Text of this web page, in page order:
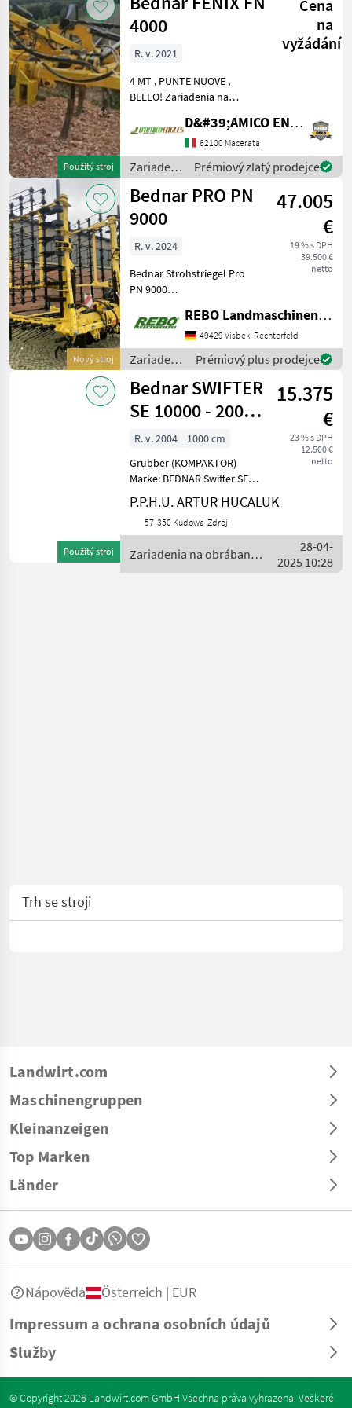
obrábanie
pôdy /
Bednar
Použitý stroj
4000
Cena
na
vyžádání
R. v. 2021
4 MT , PUNTE NUOVE ,
BELLO! Zariadenia na
D&#39;AMICO ENGLES SRL
62100 Macerata
Zariadenia
na
obrábanie
pôdy /
Bednar
Prémiový zlatý prodejce
Nový stroj
Bednar PRO PN
9000
47.005
€
19 % s DPH
39.500 €
netto
R. v. 2024
Bednar Strohstriegel Pro
PN 9000
II / Kat. III Hydraulische Ein-
und Ausklappung 5
Striegelreihen
Arbeitssektionen in
Parallellogrammaufhäng
REBO Landmaschinen GmbH, Zentrale
49429 Visbek-Rechterfeld
Zariadenia
na
obrábanie
pôdy /
Bednar
Prémiový plus prodejce
Použitý stroj
Bednar SWIFTER
SE 10000 - 2004
ROK - 10 M
15.375
€
23 % s DPH
12.500 €
netto
R. v. 2004
1000 cm
Grubber (KOMPAKTOR)
Marke: BEDNAR Swifter SE
10000, Produktionsjahr
2004, Arbeitsbreite 10 m.
Wir bieten
für die Lieferung gekaufter
P.P.H.U. ARTUR HUCALUK
57-350 Kudowa-Zdrój
Zariadenia na obrábanie
pôdy / Bednar
28-04-
2025 10:28
Trh se stroji
Landwirt.com
Maschinengruppen
Kleinanzeigen
Top Marken
Länder
Impressum a ochrana osobních údajů
Služby
Nápověda Österreich | EUR
© Copyright 2026 Landwirt.com GmbH Všechna práva vyhrazena. Veškeré